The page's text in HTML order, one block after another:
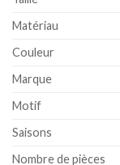
Matériau
Couleur
Marque
Motif
Saisons
Nombre de pièces